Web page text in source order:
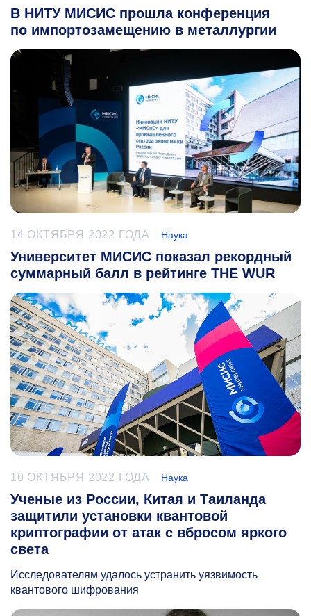
В НИТУ МИСИС прошла конференция
по импортозамещению в металлургии
14 ОКТЯБРЯ 2022 ГОДА Наука
Университет МИСИС показал рекордный
суммарный балл в рейтинге THE WUR
10 ОКТЯБРЯ 2022 ГОДА Наука
Ученые из России, Китая и Таиланда
защитили установки квантовой
криптографии от атак с вбросом яркого
света
Исследователям удалось устранить уязвимость
квантового шифрования